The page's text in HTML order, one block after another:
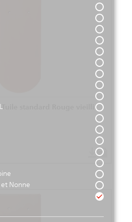
Nonne
Tuile standard Rouge vieilli